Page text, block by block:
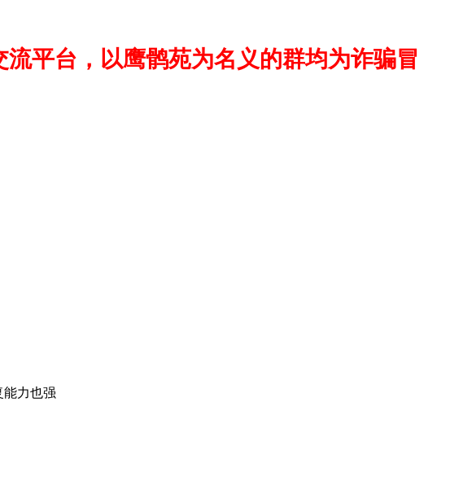
平台，以鹰鹘苑为名义的群均为诈骗冒
能力也强